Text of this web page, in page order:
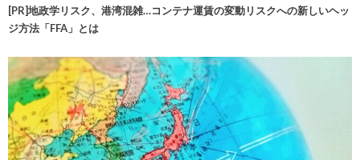
[PR]地政学リスク、港湾混雑…コンテナ運賃の変動リスクへの新しいヘッ
ジ方法「FFA」とは